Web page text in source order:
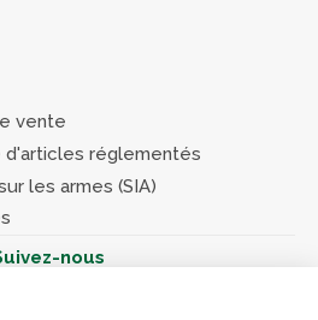
vente
d'articles réglementés
les armes (SIA)
nous